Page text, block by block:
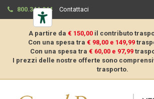
800.344.944 Contattaci
A partire da € 150,00il contributo
Con una spesa tra € 98,00 e 149,99
Con una spesa tra € 60,00 e 97,99
I prezzi delle nostre offerte sono
trasporto.